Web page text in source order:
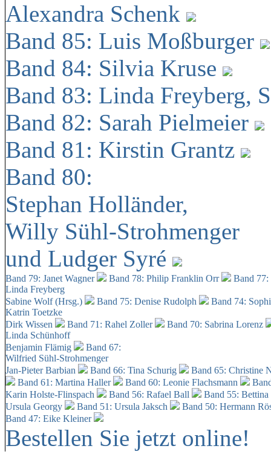
Alexandra Schenk
Band 85: Luis Moßburger
Band 84: Silvia Kruse
Band 83: Linda Freyberg,
Band 82: Sarah Pielmeier
Band 81: Kirstin Grantz
Band 80:
Stephan Holländer,
Willy Sühl-Strohmenger
und Ludger Syré
Band 79: Janet Wagner Band 78: Philip Franklin Orr
Band
Linda Freyberg
Sabine Wolf (Hrsg.)
Band 75: Denise Rudolph
Band 74:
Katrin Toetzke
Dirk Wissen
Band 71: Rahel Zoller
Band 70: Sabrina Lorenz
Linda Schünhoff
Benjamin Flämig
Band 67:
Wilfried Sühl-Strohmenger
Jan-Pieter Barbian
Band 66: Tina Schurig
Band 65: Christine
Band 61: Martina Haller
Band 60: Leonie Flachsmann
Karin Holste-Flinspach
Band 56: Rafael Ball
Band 55:
Ursula Georgy
Band 51: Ursula Jaksch Band 50: Hermann
Band 47: Eike Kleiner
Bestellen Sie jetzt online!